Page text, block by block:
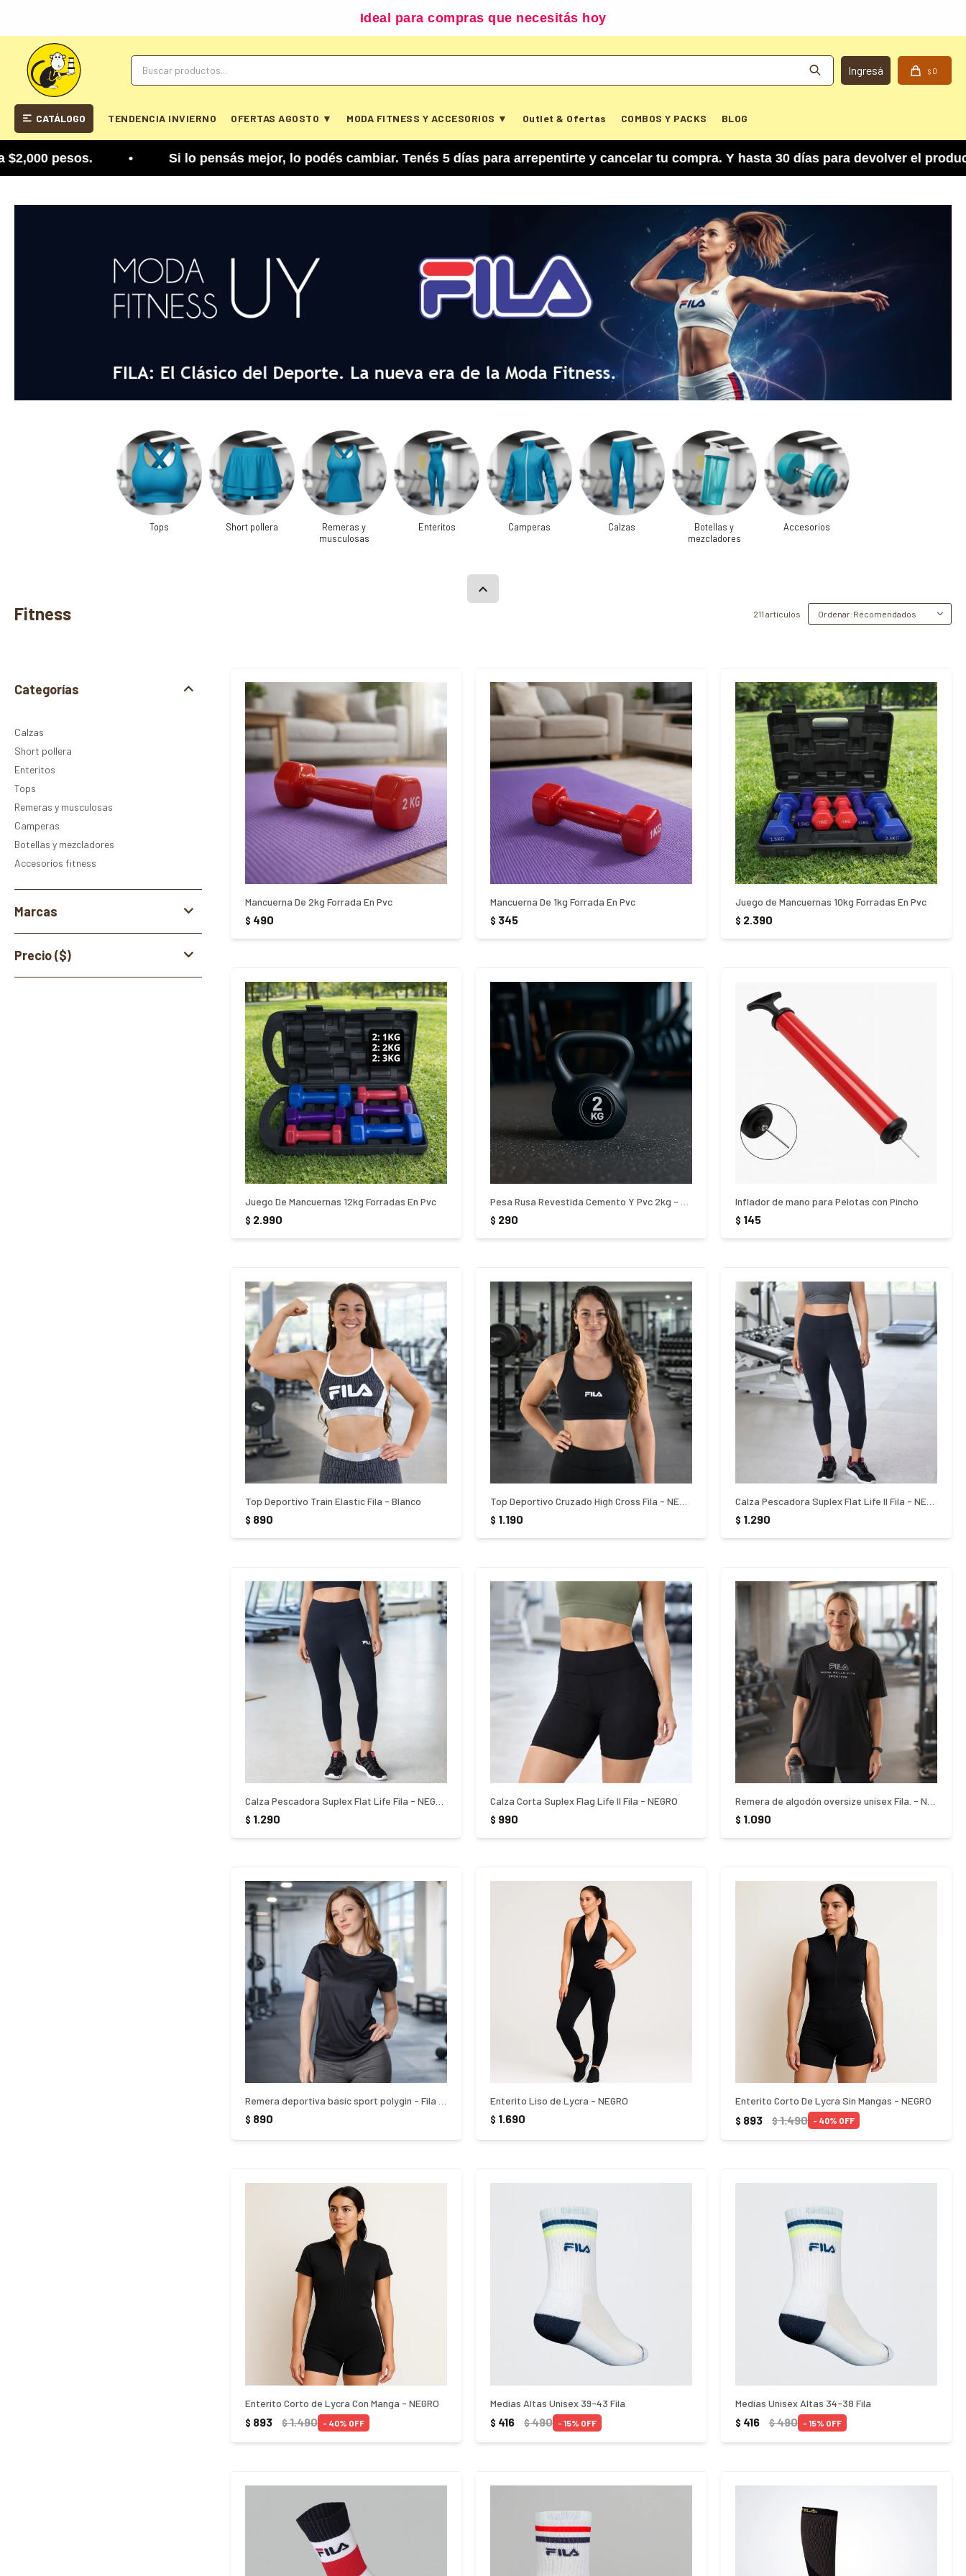
Ideal para compras que necesitás hoy
CATÁLOGO TENDENCIA INVIERNO OFERTAS AGOSTO ▼ MODA FITNESS Y ACCESORIOS ▼ Outlet & Ofertas COMBOS Y PACKS BLOG
$ 0
• Si lo pensás mejor, lo podés cambiar. Tenés 5 días para arrepentirte y cancelar tu compra. Y hasta 30 días para devolver el producto si no
Tops Short pollera
Remeras y
musculosas
Enteritos Camperas Calzas
Botellas y
mezcladores
Accesorios
Fitness 211 artículos Recomendados
Mancuerna De 2kg Forrada En Pvc
$ 490
Mancuerna De 1kg Forrada En Pvc
$ 345
Juego de Mancuernas 10kg Forradas En Pvc
$ 2.390
Juego De Mancuernas 12kg Forradas En Pvc
$ 2.990
Pesa Rusa Revestida Cemento Y Pvc 2kg - NEGRO
$ 290
Inflador de mano para Pelotas con Pincho
$ 145
Top Deportivo Train Elastic Fila - Blanco
$ 890
Top Deportivo Cruzado High Cross Fila - NEGRO
$ 1.190
Calza Pescadora Suplex Flat Life ll Fila - NEGRO
$ 1.290
Calza Pescadora Suplex Flat Life Fila - NEGRO
$ 1.290
Calza Corta Suplex Flag Life ll Fila - NEGRO
$ 990
Remera de algodón oversize unisex Fila. - NEGRO
$ 1.090
Remera deportiva basic sport polygin - Fila - NEGRO
$ 890
Enterito Liso de Lycra - NEGRO
$ 1.690
Enterito Corto De Lycra Sin Mangas - NEGRO
$ 893 $1.490 40
Enterito Corto de Lycra Con Manga - NEGRO
$ 893 $1.490 40
Medias Altas Unisex 39-43 Fila
$ 416 $490 15
Medias Unisex Altas 34-38 Fila
$ 416 $490 15
Categorías
Calzas
Short pollera
Enteritos
Tops
Remeras y musculosas
Camperas
Botellas y mezcladores
Accesorios fitness
Marcas
Precio($)